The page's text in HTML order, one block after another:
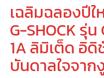
เฉลิมฉลองปี
G-SHOCK รุ่
1A ลิมิเต็ด อิ
บันดาลใจจาก